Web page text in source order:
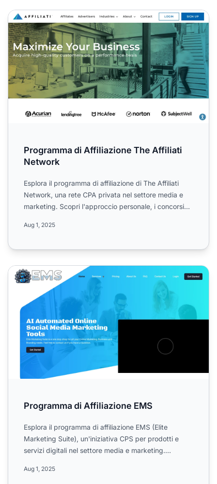
Programma di Affiliazione The Affiliati Network
Programma di Affiliazione The Affiliati
Network
Esplora il programma di affiliazione di The Affiliati
Network, una rete CPA privata nel settore media e
marketing. Scopri l'approccio personale, i concorsi
Aug 1, 2025
Programma di Affiliazione EMS
Programma di Affiliazione EMS
Esplora il programma di affiliazione EMS (Elite
Marketing Suite), un'iniziativa CPS per prodotti e
servizi digitali nel settore media e marketing.
Aug 1, 2025